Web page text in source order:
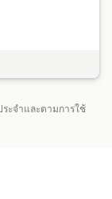
ระจำและตามการใช้